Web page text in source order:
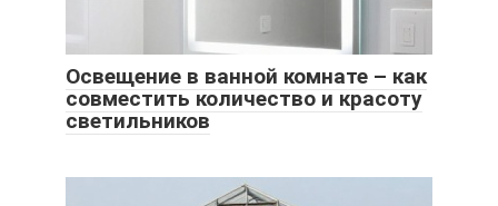
Освещение в ванной комнате – как
совместить количество и красоту
светильников